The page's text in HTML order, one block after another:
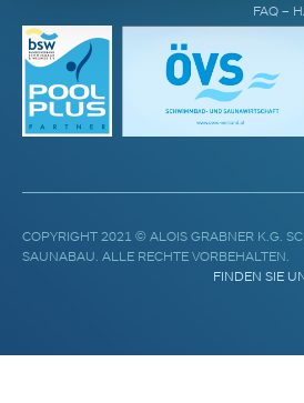
FAQ –
COPYRIGHT 2021 © ALOIS GRABNER K.G.
SAUNABAU. ALLE RECHTE VORBEHALTEN.
FINDEN SIE